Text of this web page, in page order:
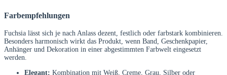
Farbempfehlungen
Fuchsia lässt sich je nach Anlass dezent, festlich oder farbstark kombinieren.
Besonders harmonisch wirkt das Produkt, wenn Band, Geschenkpapier,
Anhänger und Dekoration in einer abgestimmten Farbwelt eingesetzt
werden.
Elegant: Kombination mit Weiß, Creme, Grau, Silber oder